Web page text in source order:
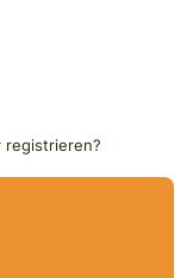
registrieren?